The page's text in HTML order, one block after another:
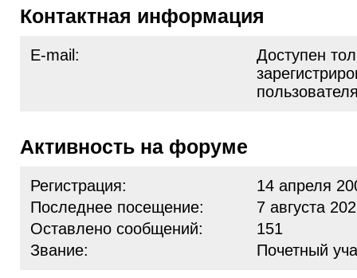
Контактная информация
E-mail:
Доступен
Активность на форуме
Регистрация:
14 апреля
Последнее посещение:
7 августа
Оставлено сообщений:
151
Звание:
Почетный